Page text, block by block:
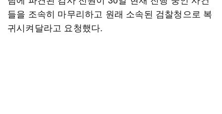
들을 조속히 마무리하고 원래 소속된 검찰청으로 복
귀시켜달라고 요청했다.